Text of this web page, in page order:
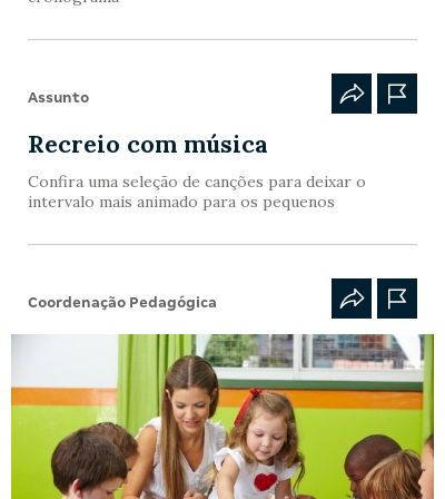
Assunto
Recreio com música
Confira uma seleção de canções para deixar o
intervalo mais animado para os pequenos
Coordenação Pedagógica